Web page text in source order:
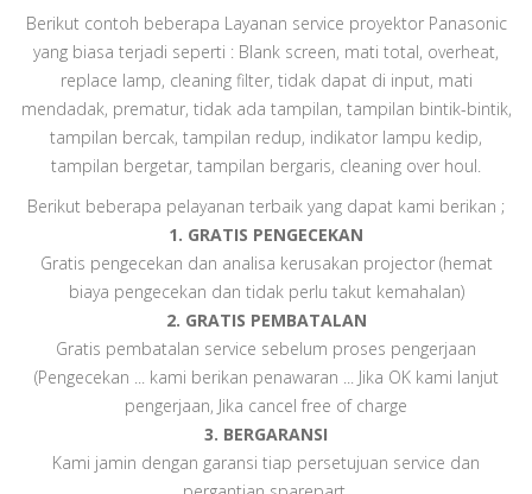
Berikut contoh beberapa Layanan service proyektor Panasonic
yang biasa terjadi seperti : Blank screen, mati total, overheat,
replace lamp, cleaning filter, tidak dapat di input, mati
mendadak, prematur, tidak ada tampilan, tampilan bintik-bintik,
tampilan bercak, tampilan redup, indikator lampu kedip,
tampilan bergetar, tampilan bergaris, cleaning over houl.
Berikut beberapa pelayanan terbaik yang dapat kami berikan ;
1. GRATIS PENGECEKAN
Gratis pengecekan dan analisa kerusakan projector (hemat
biaya pengecekan dan tidak perlu takut kemahalan)
2. GRATIS PEMBATALAN
Gratis pembatalan service sebelum proses pengerjaan
(Pengecekan ... kami berikan penawaran ... Jika OK kami lanjut
pengerjaan, Jika cancel free of charge
3. BERGARANSI
Kami jamin dengan garansi tiap persetujuan service dan